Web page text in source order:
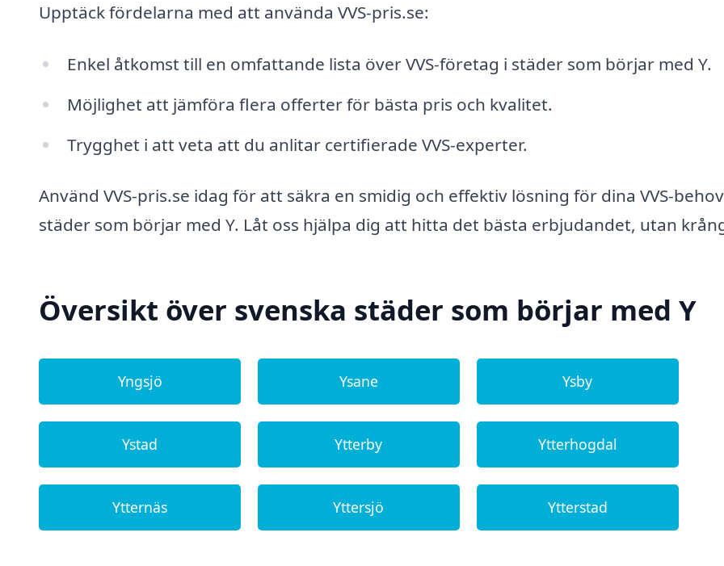
Upptäck fördelarna med att använda VVS-pris.se:
Enkel åtkomst till en omfattande lista över VVS-företag i städer som börjar med Y.
Möjlighet att jämföra flera offerter för bästa pris och kvalitet.
Trygghet i att veta att du anlitar certifierade VVS-experter.
Använd VVS-pris.se idag för att säkra en smidig och effektiv lösning för dina VVS-
städer som börjar med Y. Låt oss hjälpa dig att hitta det bästa erbjudandet, utan
Översikt över svenska städer som börjar med Y
Yngsjö Ysane Ysby
Ystad Ytterby Ytterhogdal
Ytternäs Yttersjö Ytterstad